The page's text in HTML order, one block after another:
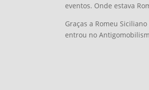
eventos. Onde estava
Graças a Romeu
entrou no